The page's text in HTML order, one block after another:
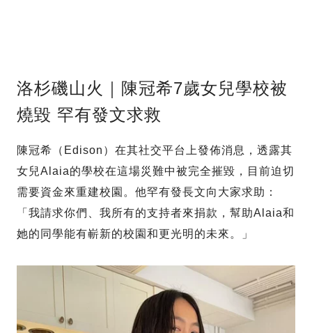
洛杉磯山火｜陳冠希7歲女兒學校被
燒毀 罕有發文求救
陳冠希（Edison）在其社交平台上發佈消息，透露其
女兒Alaia的學校在這場災難中被完全摧毀，目前迫切
需要資金來重建校園。他罕有發長文向大家求助：
「我請求你們、我所有的支持者來捐款，幫助Alaia和
她的同學能有嶄新的校園和更光明的未來。」